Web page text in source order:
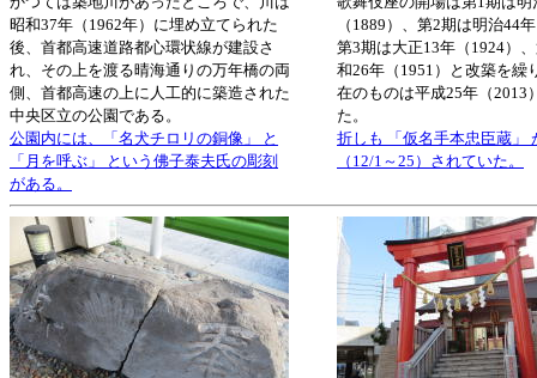
昭和37年（1962年）に埋め立てられた
後、首都高速道路都心環状線が建設さ
れ、その上を渡る晴海通りの万年橋の両
側、首都高速の上に人工的に築造された
中央区立の公園である。
公園内には、「名犬チロリの銅像」 と
「月を呼ぶ」 という佛子泰夫氏の彫刻
がある。
（1889）、第2期は明治44
第3期は大正13年（1924）
和26年（1951）と改築を繰
在のものは平成25年（2013
た。
折しも 「仮名手本忠臣蔵」
（12/1～25）されていた。